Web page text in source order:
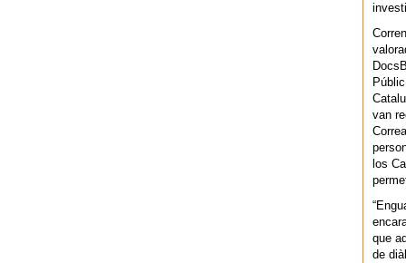
van
los
que
de